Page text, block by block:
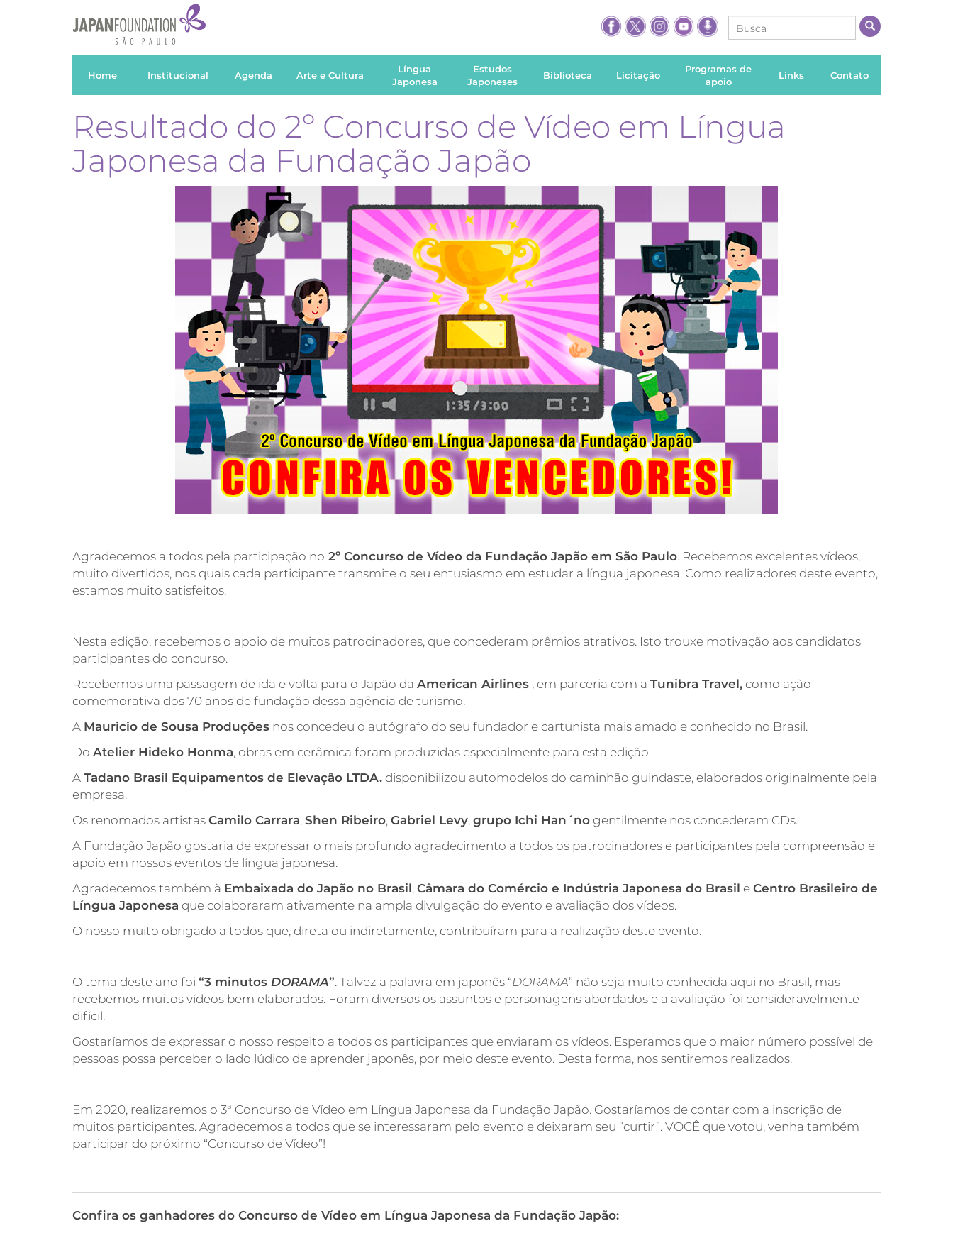
Home Institucional Agenda Arte e Cultura
Língua
Japonesa
Estudos
Japoneses
Biblioteca Licitação
Programas de
apoio
Links Contato
Resultado do 2º Concurso de Vídeo em Língua
Japonesa da Fundação Japão
Agradecemos a todos pela participação no 2º Concurso de Vídeo da Fundação Japão em São Paulo. Recebemos excelentes vídeos,
muito divertidos, nos quais cada participante transmite o seu entusiasmo em estudar a língua japonesa. Como realizadores deste evento,
estamos muito satisfeitos.
Nesta edição, recebemos o apoio de muitos patrocinadores, que concederam prêmios atrativos. Isto trouxe motivação aos candidatos
participantes do concurso.
Recebemos uma passagem de ida e volta para o Japão da American Airlines , em parceria com a Tunibra Travel, como ação
comemorativa dos 70 anos de fundação dessa agência de turismo.
A Mauricio de Sousa Produções nos concedeu o autógrafo do seu fundador e cartunista mais amado e conhecido no Brasil.
Do Atelier Hideko Honma, obras em cerâmica foram produzidas especialmente para esta edição.
A Tadano Brasil Equipamentos de Elevação LTDA. disponibilizou automodelos do caminhão guindaste, elaborados originalmente pela
empresa.
Os renomados artistas Camilo Carrara, Shen Ribeiro, Gabriel Levy, grupo Ichi Han´no gentilmente nos concederam CDs.
A Fundação Japão gostaria de expressar o mais profundo agradecimento a todos os patrocinadores e participantes pela compreensão e
apoio em nossos eventos de língua japonesa.
Agradecemos também à Embaixada do Japão no Brasil, Câmara do Comércio e Indústria Japonesa do Brasil e Centro Brasileiro de
Língua Japonesa que colaboraram ativamente na ampla divulgação do evento e avaliação dos vídeos.
O nosso muito obrigado a todos que, direta ou indiretamente, contribuíram para a realização deste evento.
O tema deste ano foi “3 minutos DORAMA”. Talvez a palavra em japonês “DORAMA” não seja muito conhecida aqui no Brasil, mas
recebemos muitos vídeos bem elaborados. Foram diversos os assuntos e personagens abordados e a avaliação foi consideravelmente
difícil.
Gostaríamos de expressar o nosso respeito a todos os participantes que enviaram os vídeos. Esperamos que o maior número possível de
pessoas possa perceber o lado lúdico de aprender japonês, por meio deste evento. Desta forma, nos sentiremos realizados.
Em 2020, realizaremos o 3ª Concurso de Vídeo em Língua Japonesa da Fundação Japão. Gostaríamos de contar com a inscrição de
muitos participantes. Agradecemos a todos que se interessaram pelo evento e deixaram seu “curtir”. VOCÊ que votou, venha também
participar do próximo “Concurso de Vídeo”!
Confira os ganhadores do Concurso de Vídeo em Língua Japonesa da Fundação Japão: